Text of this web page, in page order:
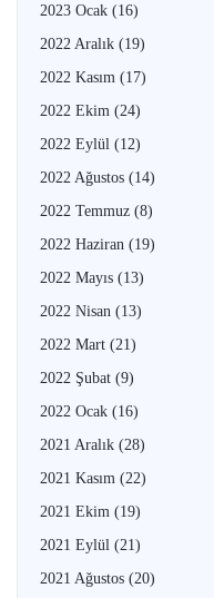
2023 Ocak (16)
2022 Aralık (19)
2022 Kasım (17)
2022 Ekim (24)
2022 Eylül (12)
2022 Ağustos (14)
2022 Temmuz (8)
2022 Haziran (19)
2022 Mayıs (13)
2022 Nisan (13)
2022 Mart (21)
2022 Şubat (9)
2022 Ocak (16)
2021 Aralık (28)
2021 Kasım (22)
2021 Ekim (19)
2021 Eylül (21)
2021 Ağustos (20)